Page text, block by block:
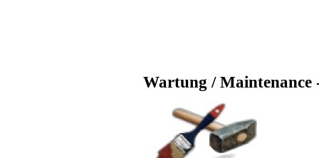
Wartung / Maintenance